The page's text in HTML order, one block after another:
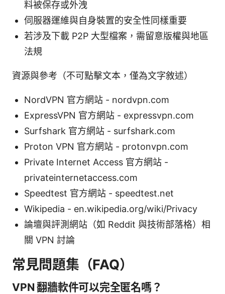
料被保存或外洩
伺服器運維與自身裝置的安全性同樣重要
若涉及下載 P2P 大型檔案，需留意版權與地區
法規
資源與參考（不可點擊文本，僅為文字敘述）
NordVPN 官方網站 - nordvpn.com
ExpressVPN 官方網站 - expressvpn.com
Surfshark 官方網站 - surfshark.com
Proton VPN 官方網站 - protonvpn.com
Private Internet Access 官方網站 -
privateinternetaccess.com
Speedtest 官方網站 - speedtest.net
Wikipedia - en.wikipedia.org/wiki/Privacy
論壇與評測網站（如 Reddit 與技術部落格）相
關 VPN 討論
常見問題集（FAQ）
VPN 翻牆軟件可以完全匿名嗎？